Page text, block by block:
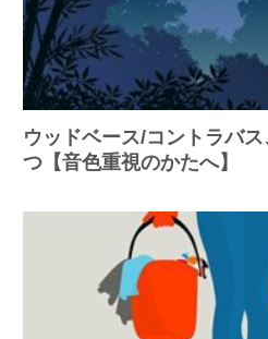
ウッドベース/コントラバ
つ【音色重視のかたへ】